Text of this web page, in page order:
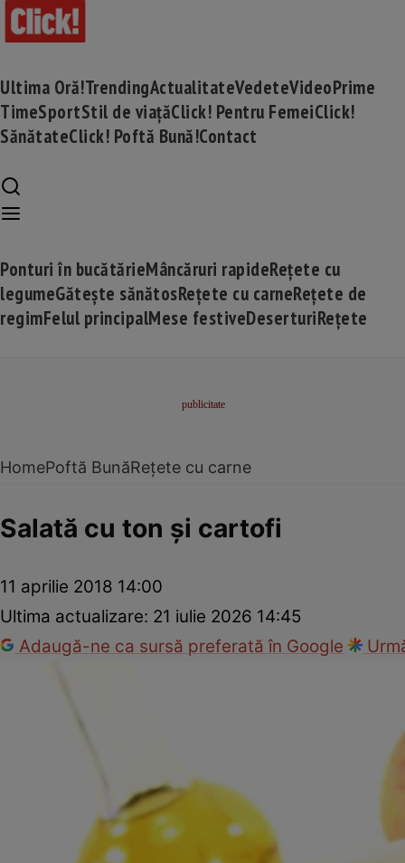
Ultima Oră!TrendingActualitateVedeteVideoPrime
TimeSportStil de viațăClick! Pentru FemeiClick!
SănătateClick! Poftă Bună!Contact
Ponturi în bucătărieMâncăruri rapideRețete cu
legumeGătește sănătosRețete cu carneRețete de
regimFelul principalMese festiveDeserturiRețete
HomePoftă BunăRețete cu carne
Salată cu ton şi cartofi
11 aprilie 2018 14:00
Ultima actualizare: 21 iulie 2026 14:45
Adaugă-ne ca sursă preferată în Google